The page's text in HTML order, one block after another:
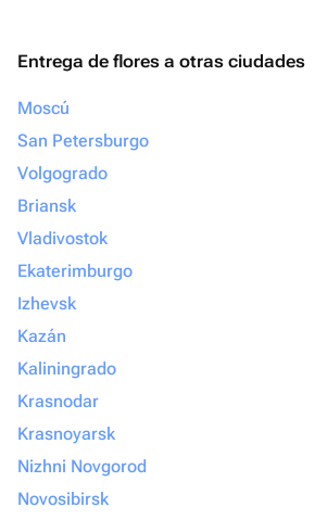
Entrega de flores a otras ciudades
Moscú
San Petersburgo
Volgogrado
Briansk
Vladivostok
Ekaterimburgo
Izhevsk
Kazán
Kaliningrado
Krasnodar
Krasnoyarsk
Nizhni Novgorod
Novosibirsk